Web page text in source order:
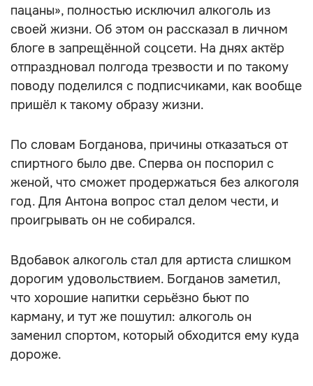
пацаны», полностью исключил алкоголь из
своей жизни. Об этом он рассказал в личном
блоге в запрещённой соцсети. На днях актёр
отпраздновал полгода трезвости и по такому
поводу поделился с подписчиками, как вообще
пришёл к такому образу жизни.
По словам Богданова, причины отказаться от
спиртного было две. Сперва он поспорил с
женой, что сможет продержаться без алкоголя
год. Для Антона вопрос стал делом чести, и
проигрывать он не собирался.
Вдобавок алкоголь стал для артиста слишком
дорогим удовольствием. Богданов заметил,
что хорошие напитки серьёзно бьют по
карману, и тут же пошутил: алкоголь он
заменил спортом, который обходится ему куда
дороже.